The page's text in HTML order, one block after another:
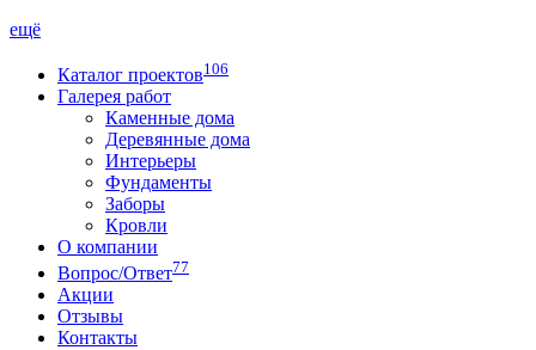
ещё
Каталог проектов106
Галерея работ
Каменные дома
Деревянные дома
Интерьеры
Фундаменты
Заборы
Кровли
О компании
Вопрос/Ответ77
Акции
Отзывы
Контакты